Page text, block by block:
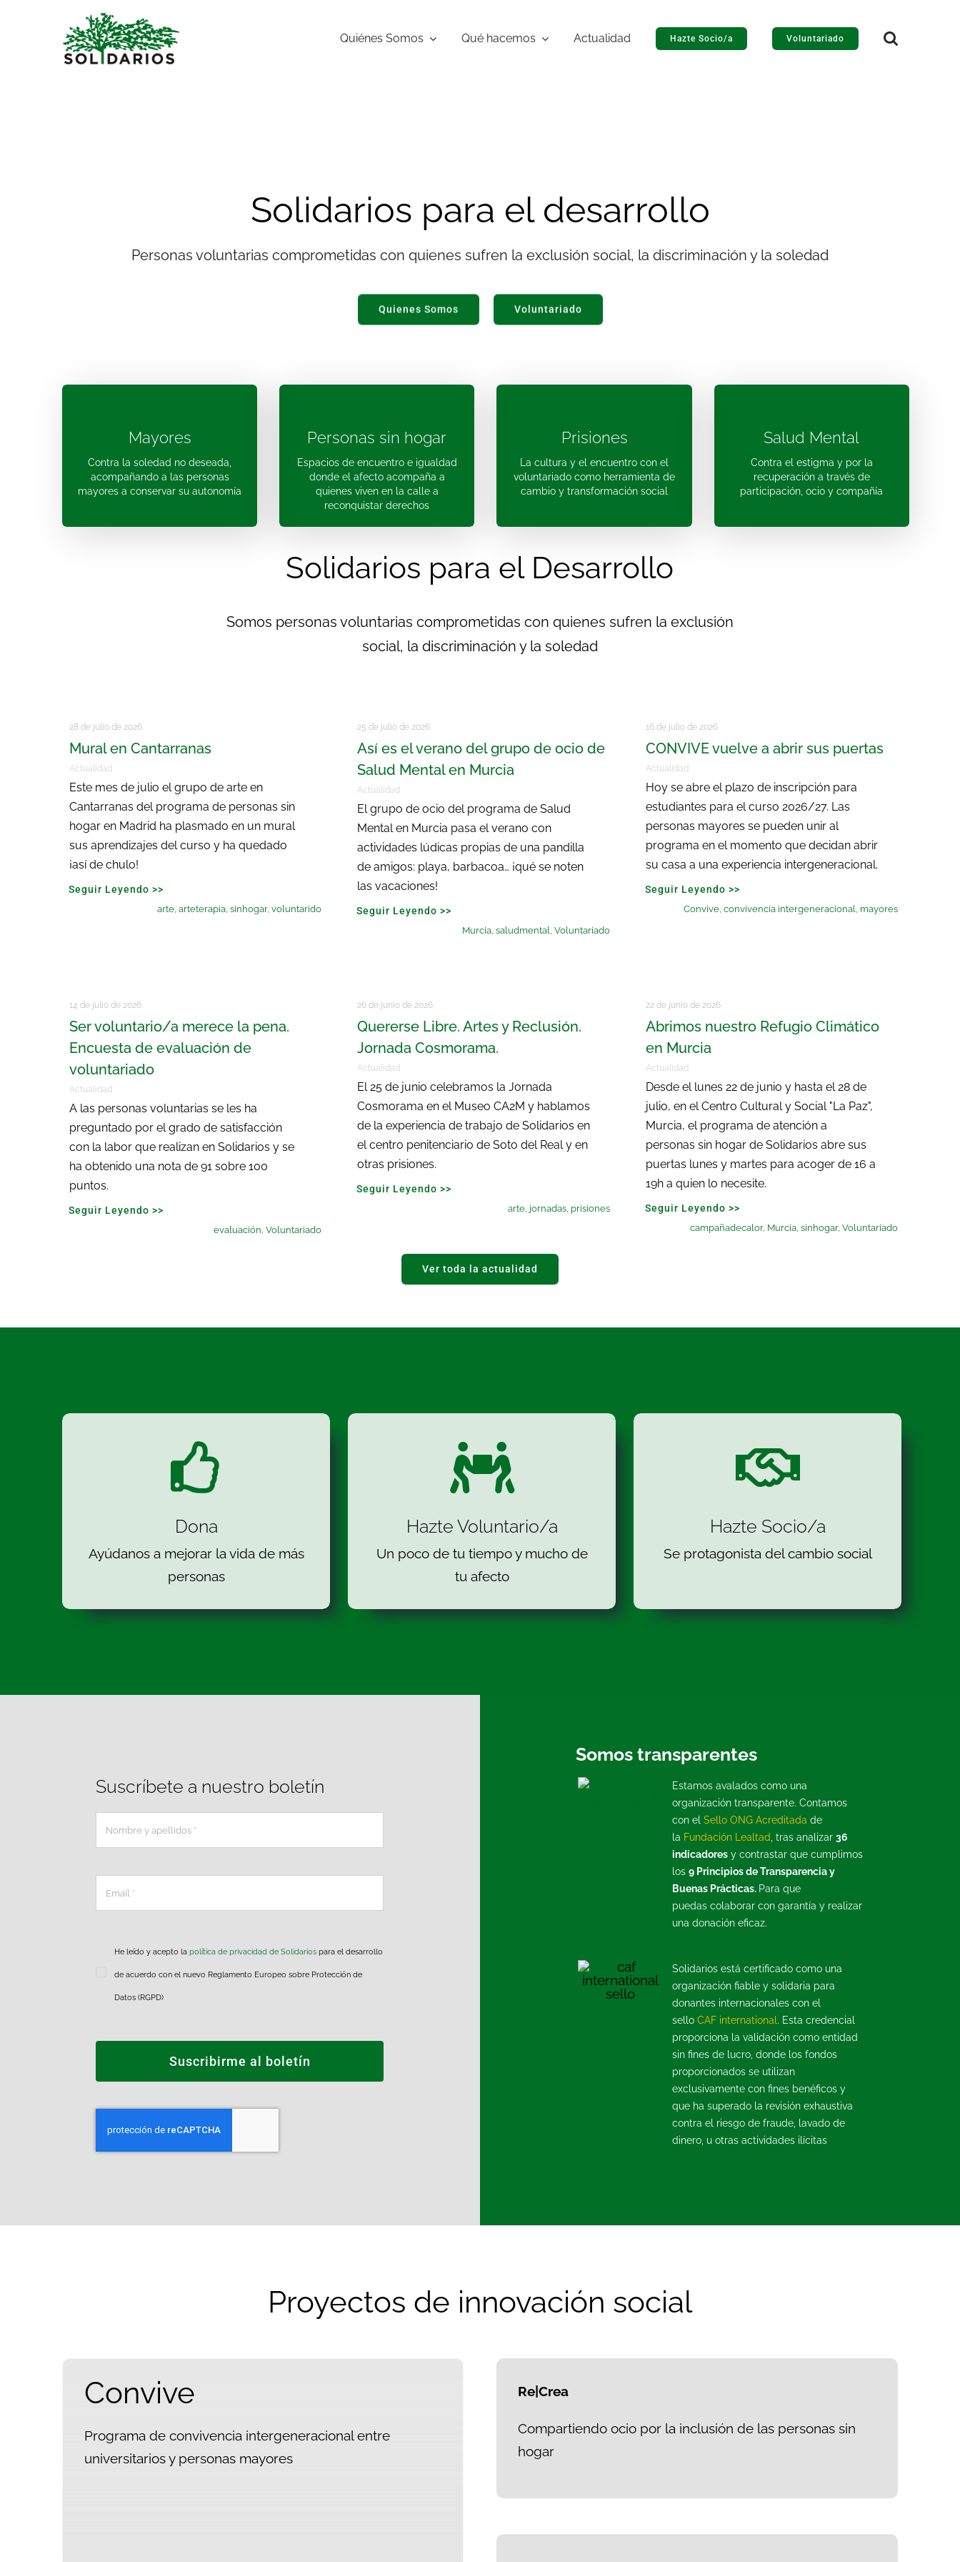
Quiénes Somos Qué hacemos Actualidad Hazte Socio/a Voluntariado
Solidarios para el desarrollo
Personas voluntarias comprometidas con quienes sufren la exclusión social, la discriminación y la soledad
Quienes Somos Voluntariado
Mayores
Contra la soledad no deseada,
acompañando a las personas
mayores a conservar su autonomía
Personas sin hogar
Espacios de encuentro e igualdad
donde el afecto acompaña a
quienes viven en la calle a
reconquistar derechos
Prisiones
La cultura y el encuentro con el
voluntariado como herramienta de
cambio y transformación social
Salud Mental
Contra el estigma y por la
recuperación a través de
participación, ocio y compañía
Solidarios para el Desarrollo
Somos personas voluntarias comprometidas con quienes sufren la exclusión
social, la discriminación y la soledad
28 de julio de 2026
Mural en Cantarranas
Actualidad
Este mes de julio el grupo de arte en
Cantarranas del programa de personas sin
hogar en Madrid ha plasmado en un mural
sus aprendizajes del curso y ha quedado
¡así de chulo!
Seguir Leyendo >>
arte ,arteterapia ,sinhogar,voluntarido
25 de julio de 2026
Así es el verano del grupo de ocio de
Salud Mental en Murcia
Actualidad
El grupo de ocio del programa de Salud
Mental en Murcia pasa el verano con
actividades lúdicas propias de una pandilla
de amigos: playa, barbacoa… ¡qué se noten
las vacaciones!
Seguir Leyendo >>
Murcia, saludmental Voluntariado
16 de julio de 2026
CONVIVE vuelve a abrir sus puertas
Actualidad
Hoy se abre el plazo de inscripción para
estudiantes para el curso 2026/27. Las
personas mayores se pueden unir al
programa en el momento que decidan abrir
su casa a una experiencia intergeneracional.
Seguir Leyendo >>
Convive ,convivencia intergeneracional mayores
14 de julio de 2026
Ser voluntario/a merece la pena.
Encuesta de evaluación de
voluntariado
Actualidad
A las personas voluntarias se les ha
preguntado por el grado de satisfacción
con la labor que realizan en Solidarios y se
ha obtenido una nota de 91 sobre 100
puntos.
Seguir Leyendo >>
evaluación ,Voluntariado
26 de junio de 2026
Quererse Libre. Artes y Reclusión.
Jornada Cosmorama.
Actualidad
El 25 de junio celebramos la Jornada
Cosmorama en el Museo CA2M y hablamos
de la experiencia de trabajo de Solidarios en
el centro penitenciario de Soto del Real y en
otras prisiones.
Seguir Leyendo >>
arte, jornadas, prisiones
22 de junio de 2026
Abrimos nuestro Refugio Climático
en Murcia
Actualidad
Desde el lunes 22 de junio y hasta el 28 de
julio, en el Centro Cultural y Social "La Paz",
Murcia, el programa de atención a
personas sin hogar de Solidarios abre sus
puertas lunes y martes para acoger de 16 a
19h a quien lo necesite.
Seguir Leyendo >>
campañadecalor, Murcia ,sinhogar,Voluntariado
Ver toda la actualidad
Dona
Ayúdanos a mejorar la vida de más
personas
Hazte Voluntario/a
Un poco de tu tiempo y mucho de
tu afecto
Hazte Socio/a
Se protagonista del cambio social
Suscríbete a nuestro boletín
He leído y acepto la política de privacidad de Solidariospara el desarrollo
de acuerdo con el nuevo Reglamento Europeo sobre Protección de
Datos (RGPD)
Suscribirme al boletín
Somos transparentes
Estamos avalados como una
organización transparente. Contamos
con el Sello ONG Acreditada de
la Fundación Lealtad , tras analizar 36
indicadoresy contrastar que cumplimos
los 9 Principios de Transparencia y
Buenas Prácticas. Para que
puedas colaborar con garantía y realizar
una donación eficaz.
Solidarios está certificado como una
organización fiable y solidaria para
donantes internacionales con el
sello CAF international . Esta credencial
proporciona la validación como entidad
sin fines de lucro, donde los fondos
proporcionados se utilizan
exclusivamente con fines benéficos y
que ha superado la revisión exhaustiva
contra el riesgo de fraude, lavado de
dinero, u otras actividades ilícitas
Proyectos de innovación social
Convive
Programa de convivencia intergeneracional entre
universitarios y personas mayores
Re|Crea
Compartiendo ocio por la inclusión de las personas sin
hogar